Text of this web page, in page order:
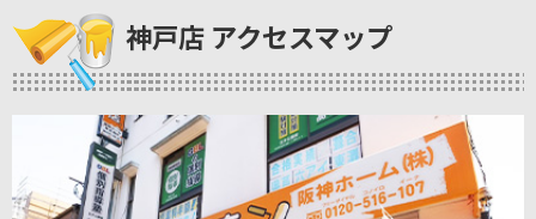
神戸店 アクセスマップ